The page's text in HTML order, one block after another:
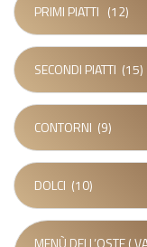
PRIMI PIATTI (12)
SECONDI PIATTI (15)
CONTORNI (9)
DOLCI (10)
MENÙ DELL’OSTE (